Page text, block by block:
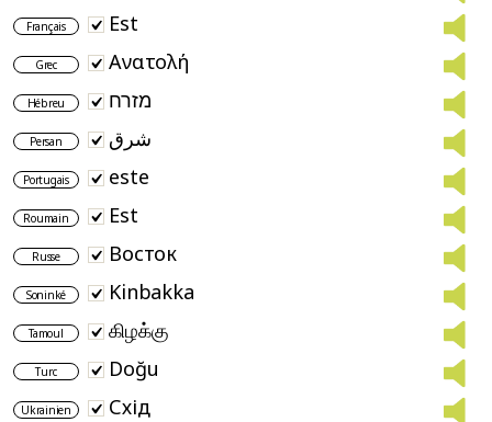
Français Est
Grec Ανατολή
Hébreu מזרח
Persan شرق
Portugais este
Roumain Est
Russe Bосток
Soninké Kinbakka
Tamoul கிழக்கு
Turc Doğu
Ukrainien Схід